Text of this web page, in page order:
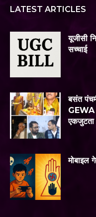
LATEST ARTICLES
यूजीसी
सच्चाई
बसंत
GEWA
एकजुटता
मोबाइल